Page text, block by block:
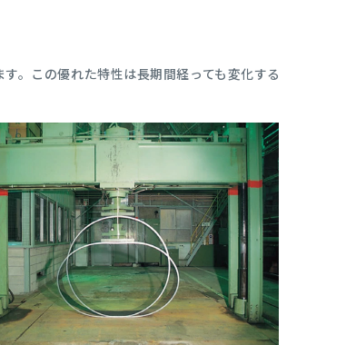
。この優れた特性は長期間経っても変化する